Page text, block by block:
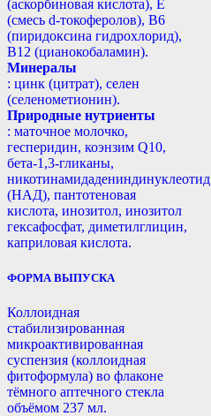
(аскорбиновая кислота), E
(смесь d-токоферолов), B6
(пиридоксина гидрохлорид),
B12 (цианокобаламин).
Минералы
: цинк (цитрат), селен
(селенометионин).
Природные нутриенты
: маточное молочко,
гесперидин, коэнзим Q10,
бета-1,3-гликаны,
никотинамидадениндинуклеотид
(НАД), пантотеновая
кислота, инозитол, инозитол
гексафосфат, диметилглицин,
каприловая кислота.
ФОРМА ВЫПУСКА
Коллоидная
стабилизированная
микроактивированная
суспензия (коллоидная
фитоформула) во флаконе
тёмного аптечного стекла
объёмом 237 мл.